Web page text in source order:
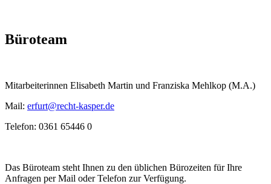
Büroteam
Mitarbeiterinnen Elisabeth Martin und Franziska Mehlkop (M.A.)
Mail: erfurt@recht-kasper.de
Telefon: 0361 65446 0
Das Büroteam steht Ihnen zu den üblichen Bürozeiten für Ihre
Anfragen per Mail oder Telefon zur Verfügung.